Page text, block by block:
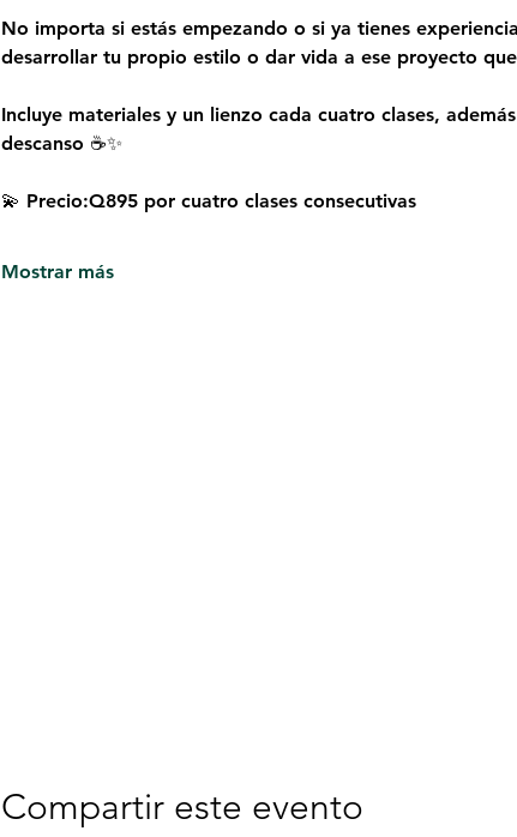
No importa si estás empezando o si ya tienes
desarrollar tu propio estilo o dar vida a ese proyecto
Incluye materiales y un lienzo cada cuatro clases,
descanso ☕✨
💫 Precio:Q895 por cuatro clases consecutivas
Mostrar más
Compartir este evento